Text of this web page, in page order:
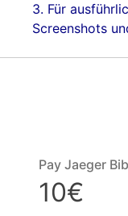
3. Für
Screenshots
Pay Jaeger
10€